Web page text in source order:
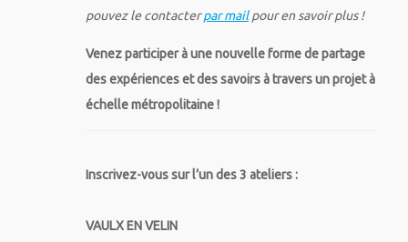
pouvez le contacterpar mailpour en savoir plus !
Venez participer à une nouvelle forme de partage
des expériences et des savoirs à travers un projet à
échelle métropolitaine !
Inscrivez-vous sur l’un des 3 ateliers :
VAULX EN VELIN